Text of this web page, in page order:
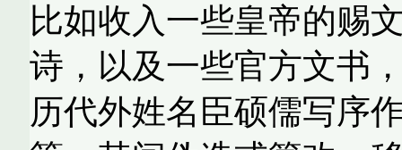
比如收入一些皇帝的赐
诗，以及一些官方文书
历代外姓名臣硕儒写序